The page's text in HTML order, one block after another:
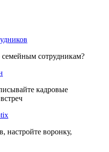
семейным сотрудникам?
кадровые
настройте воронку,